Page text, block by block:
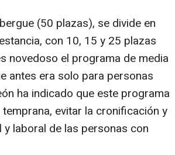
(50 plazas), se divide en
con 10, 15 y 25 plazas
novedoso el programa de media
antes era solo para personas
ha indicado que este programa
evitar la cronificación y
laboral de las personas con